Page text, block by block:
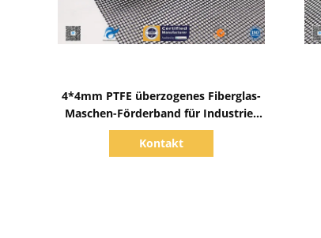
4*4mm PTFE überzogenes Fiberglas-
Maschen-Förderband für Industrie-
Maschine
Kontakt